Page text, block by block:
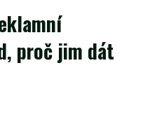
proč jim dát